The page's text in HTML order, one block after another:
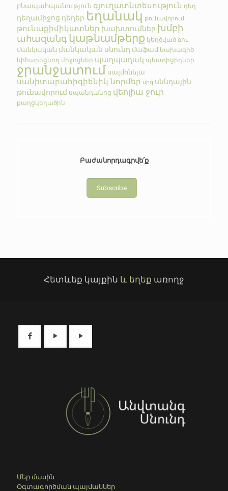
բնապահպանություն գյուղատնտեսություն դեղ
դեղամիջոց դեղեր եղանակ թունավորում
թունաքիմիկատներ խախտումներ խմբի
ահազանգկաթնամթերք կեղծված ձու
մանկական մանկական սնունդ մաֆամ նախագիծ
նիհարեցնող միջոցներ պաղպաղակ պեստիցիդներ
ջրանջատում սալմոնելա
սանիտարահիգիենիկ նորմեր սիգ սննդային
թունավորում սպանդանոց վեոլիա ջուր
քաղցկեղածին
Բաժանորդագրվե՛ք
Subscribe
Հետևեք կայքին և եղեք առողջ
Մեր մասին
Օգտագործման պայմաններ